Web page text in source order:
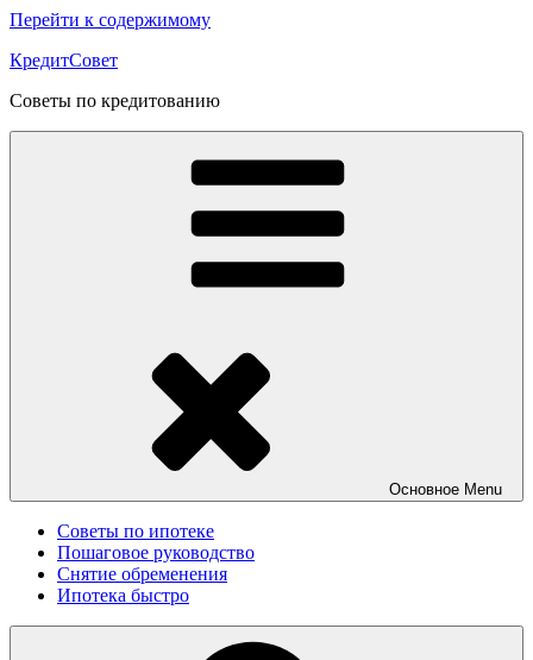
Перейти к содержимому
КредитСовет
Советы по кредитованию
Основное Menu
Советы по ипотеке
Пошаговое руководство
Снятие обременения
Ипотека быстро